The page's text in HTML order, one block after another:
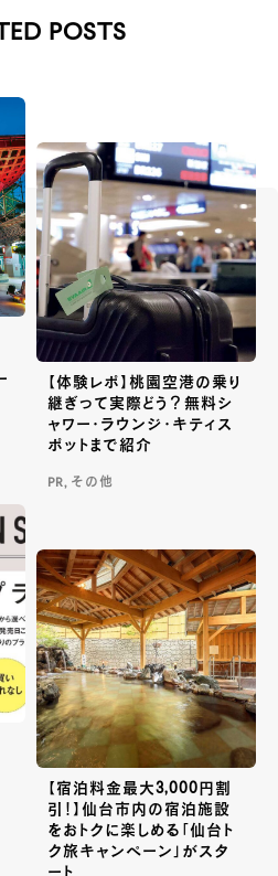
POSTS
【体験レポ】桃園空港の乗り
継ぎって実際どう？無料シ
ャワー・ラウンジ・キティス
ポットまで紹介
PR, その他
【宿泊料金最大3,000円割
引！】仙台市内の宿泊施設
をおトクに楽しめる「仙台ト
ク旅キャンペーン」がスタ
ート